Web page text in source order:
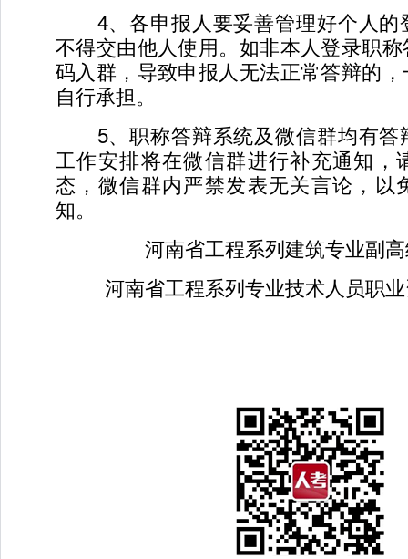
4、各申报人要妥善管理好个人的
不得交由他人使用。如非本人登录职
码入群，导致申报人无法正常答辩的
自行承担。
5、职称答辩系统及微信群均有答
工作安排将在微信群进行补充通知，
态，微信群内严禁发表无关言论，以
知。
河南省工程系列建筑专业副高
河南省工程系列专业技术人员职业